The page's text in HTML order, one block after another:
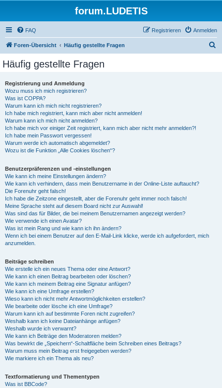
forum.LUDETIS
FAQ Anmelden
Registrieren
Foren-Übersicht Häufig gestellte Fragen
Häufig gestellte Fragen
Registrierung und Anmeldung
Wozu muss ich mich registrieren?
Was ist COPPA?
Warum kann ich mich nicht registrieren?
Ich habe mich registriert, kann mich aber nicht anmelden!
Warum kann ich mich nicht anmelden?
Ich habe mich vor einiger Zeit registriert, kann mich aber nicht mehr anmelden?!
Ich habe mein Passwort vergessen!
Warum werde ich automatisch abgemeldet?
Wozu ist die Funktion „Alle Cookies löschen“?
Benutzerpräferenzen und -einstellungen
Wie kann ich meine Einstellungen ändern?
Wie kann ich verhindern, dass mein Benutzername in der Online-Liste auftaucht?
Die Forenuhr geht falsch!
Ich habe die Zeitzone eingestellt, aber die Forenuhr geht immer noch falsch!
Meine Sprache steht auf diesem Board nicht zur Auswahl!
Was sind das für Bilder, die bei meinem Benutzernamen angezeigt werden?
Wie verwende ich einen Avatar?
Was ist mein Rang und wie kann ich ihn ändern?
Wenn ich bei einem Benutzer auf den E-Mail-Link klicke, werde ich aufgefordert, mich
anzumelden.
Beiträge schreiben
Wie erstelle ich ein neues Thema oder eine Antwort?
Wie kann ich einen Beitrag bearbeiten oder löschen?
Wie kann ich meinem Beitrag eine Signatur anfügen?
Wie kann ich eine Umfrage erstellen?
Wieso kann ich nicht mehr Antwortmöglichkeiten erstellen?
Wie bearbeite oder lösche ich eine Umfrage?
Warum kann ich auf bestimmte Foren nicht zugreifen?
Weshalb kann ich keine Dateianhänge anfügen?
Weshalb wurde ich verwarnt?
Wie kann ich Beiträge den Moderatoren melden?
Was bewirkt die „Speichern“-Schaltfläche beim Schreiben eines Beitrags?
Warum muss mein Beitrag erst freigegeben werden?
Wie markiere ich ein Thema als neu?
Textformatierung und Thementypen
Was ist BBCode?